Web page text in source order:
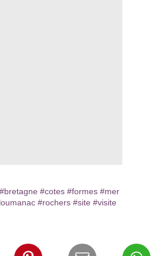
#bretagne #cotes #formes #mer
#rochers #site #visite